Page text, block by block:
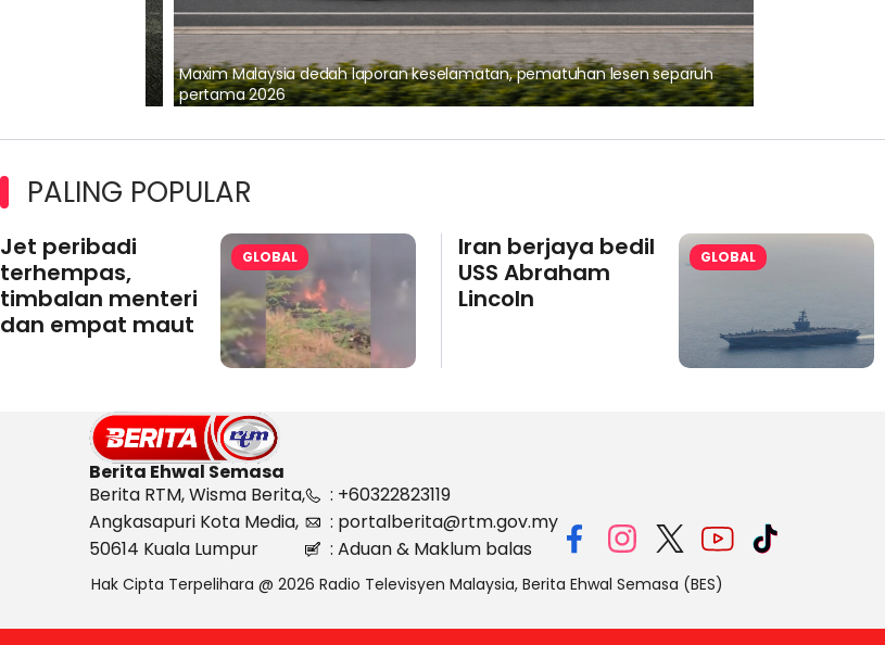
Maxim Malaysia dedah laporan keselamatan, pematuhan lesen separuh
pertama 2026
PALING POPULAR
Jet peribadi
terhempas,
timbalan menteri
dan empat maut
GLOBAL
Iran berjaya bedil
USS Abraham
Lincoln
GLOBAL
Berita Ehwal Semasa
Berita RTM, Wisma Berita,
Angkasapuri Kota Media,
50614 Kuala Lumpur
: +60322823119
: portalberita@rtm.gov.my
: Aduan & Maklum balas
Hak Cipta Terpelihara @ 2026 Radio Televisyen Malaysia, Berita Ehwal Semasa (BES)